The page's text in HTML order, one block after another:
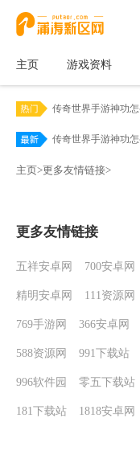
主页 游戏资料
传奇世界手游神功
传奇世界手游神功
主页>更多友情链接>
更多友情链接
五祥安卓网 700安卓网
精明安卓网 111资源网
769手游网 366安卓网
588资源网 991下载站
996软件园 零五下载站
181下载站 1818安卓网